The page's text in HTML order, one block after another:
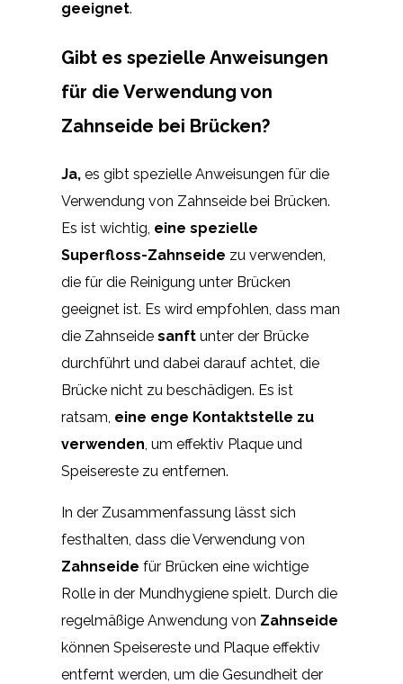
geeignet.
Gibt es spezielle Anweisungen
für die Verwendung von
Zahnseide bei Brücken?
Ja, es gibt spezielle Anweisungen für die
Verwendung von Zahnseide bei Brücken.
Es ist wichtig, eine spezielle
Superfloss-Zahnseide zu verwenden,
die für die Reinigung unter Brücken
geeignet ist. Es wird empfohlen, dass man
die Zahnseide sanft unter der Brücke
durchführt und dabei darauf achtet, die
Brücke nicht zu beschädigen. Es ist
ratsam, eine enge Kontaktstelle zu
verwenden, um effektiv Plaque und
Speisereste zu entfernen.
In der Zusammenfassung lässt sich
festhalten, dass die Verwendung von
Zahnseide für Brücken eine wichtige
Rolle in der Mundhygiene spielt. Durch die
regelmäßige Anwendung von Zahnseide
können Speisereste und Plaque effektiv
entfernt werden, um die Gesundheit der